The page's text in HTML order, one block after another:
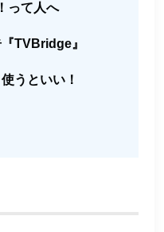
って人へ
TVBridge』
うといい！